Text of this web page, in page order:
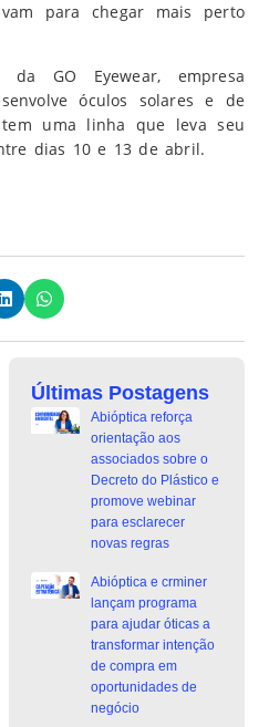
para chegar mais perto
GO Eyewear, empresa
óculos solares e de
uma linha que leva seu
dias 10 e 13 de abril.
Últimas Postagens
Abióptica reforça
orientação aos
associados sobre o
Decreto do Plástico e
promove webinar
para esclarecer
novas regras
Abióptica e crminer
lançam programa
para ajudar óticas a
transformar intenção
de compra em
oportunidades de
negócio